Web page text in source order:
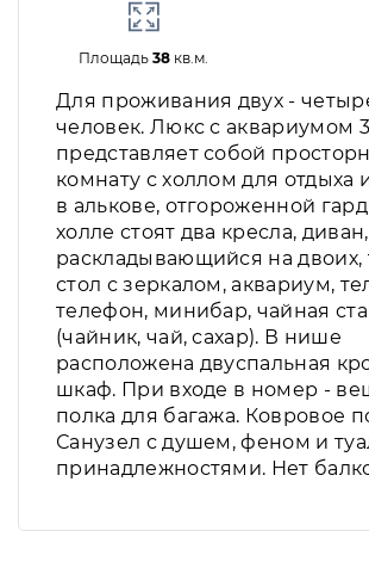
Площадь38 кв.м.
Для проживания двух -
человек. Люкс с аквариумом
представляет собой
комнату с холлом для отдыха
в алькове, отгороженной
холле стоят два кресла, диван,
раскладывающийся на двоих,
стол с зеркалом, аквариум,
телефон, минибар, чайная
(чайник, чай, сахар). В нише
расположена двуспальная
шкаф. При входе в номер -
полка для багажа. Ковровое
Санузел с душем, феном и
принадлежностями. Нет